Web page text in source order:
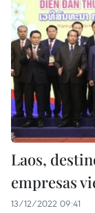
Laos,
empresas
13/12/2022 09:41